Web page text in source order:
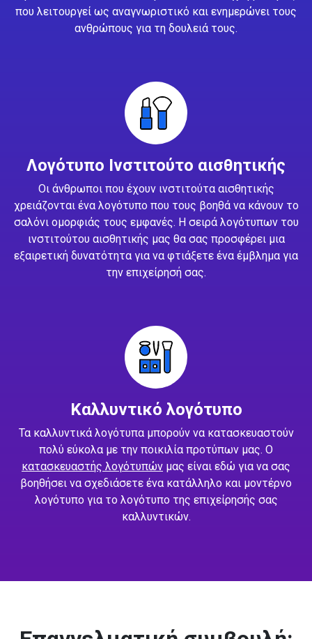
που λειτουργεί ως αναγνωριστικό και ενημερώνει τους
ανθρώπους για τη δουλειά τους.
Λογότυπο Ινστιτούτο αισθητικής
Οι άνθρωποι που έχουν ινστιτούτα αισθητικής
χρειάζονται ένα λογότυπο που τους βοηθά να κάνουν το
σαλόνι ομορφιάς τους εμφανές. Η σειρά λογότυπων του
ινστιτούτου αισθητικής μας θα σας προσφέρει μια
εξαιρετική δυνατότητα για να φτιάξετε ένα έμβλημα για
την επιχείρησή σας.
Καλλυντικό λογότυπο
Τα καλλυντικά λογότυπα μπορούν να κατασκευαστούν
πολύ εύκολα με την ποικιλία προτύπων μας. Ο
κατασκευαστής λογότυπών μας είναι εδώ για να σας
βοηθήσει να σχεδιάσετε ένα κατάλληλο και μοντέρνο
λογότυπο για το λογότυπο της επιχείρησής σας
καλλυντικών.